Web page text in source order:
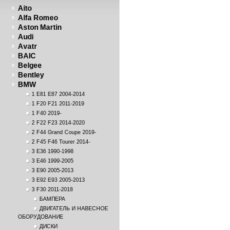
Aito
Alfa Romeo
Aston Martin
Audi
Avatr
BAIC
Belgee
Bentley
BMW
1 E81 E87 2004-2014
1 F20 F21 2011-2019
1 F40 2019-
2 F22 F23 2014-2020
2 F44 Grand Coupe 2019-
2 F45 F46 Tourer 2014-
3 E36 1990-1998
3 E46 1999-2005
3 E90 2005-2013
3 E92 E93 2005-2013
3 F30 2011-2018
БАМПЕРА
ДВИГАТЕЛЬ И НАВЕСНОЕ
ОБОРУДОВАНИЕ
ДИСКИ